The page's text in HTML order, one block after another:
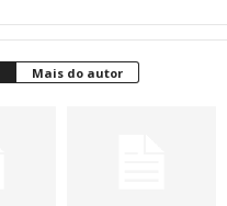
Mais do autor